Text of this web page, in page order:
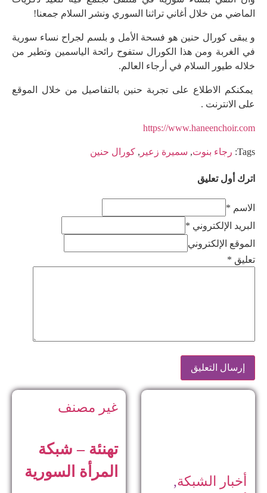
الماضي من خلال أغاني تراثنا السوري ونشر السلام جمعنا!
و يبقى كورال حنين هو فسحة الأمل و بلسم لجراح نساء سورية
في الغربة ومن هذا الكورال ستفوح رائحة الياسمين وتطير من
خلاله طيور السلام في أرجاء العالم.
يمكنكم الاطلاع على تجربة حنين بالتفاصيل من خلال الموقع
على الانترنت .
https://www.haneenchoir.com
Tags: رجاء بنوت, سميرة زعير ,كورال حنين
اترك أول تعليق
الاسم *
البريد الإلكتروني *
الموقع الإلكتروني
تعليق *
أخبار الشبكة,
غير مصنف
تهنئة – شبكة
المرأة السورية